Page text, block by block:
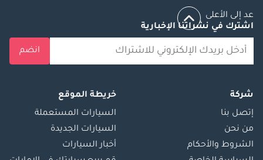
عد إلى الأعلى
اشترك في نشراتنا الإخبارية
انضم
شركة
إتصل بنا
من نحن
الشروط والأحكام
خريطة الموقع
السيارات المستعملة
السيارات الجديدة
أخبار السيارات